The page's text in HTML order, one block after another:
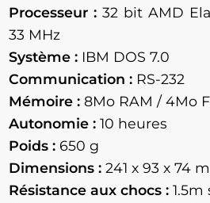
Processeur : 32 bit AMD
33 MHz
Système : IBM DOS 7.0
Communication : RS-232
Mémoire : 8Mo RAM / 4Mo
Autonomie : 10 heures
Poids : 650 g
Dimensions : 241 x 93 x 74
Résistance aux chocs :